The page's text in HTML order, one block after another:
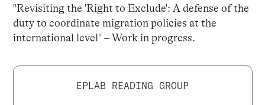
"Revisiting the 'Right to Exclude': A defense of the
duty to coordinate migration policies at the
international level" – Work in progress.
EPLAB READING GROUP